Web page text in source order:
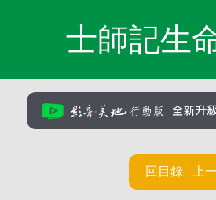
士師記生
回目錄 上